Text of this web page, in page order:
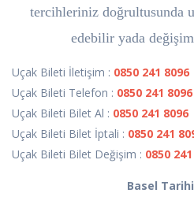
tercihleriniz doğrultusunda
edebilir yada
Uçak Bileti İletişim : 0850 241 8096
Uçak Bileti Telefon : 0850 241 8096
Uçak Bileti Bilet Al : 0850 241 8096
Uçak Bileti Bilet İptali : 0850 241
Uçak Bileti Bilet Değişim : 0850
Basel